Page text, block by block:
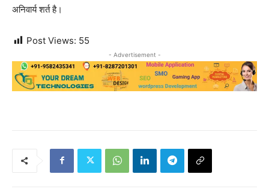
अनिवार्य शर्त है।
Post Views: 55
- Advertisement -